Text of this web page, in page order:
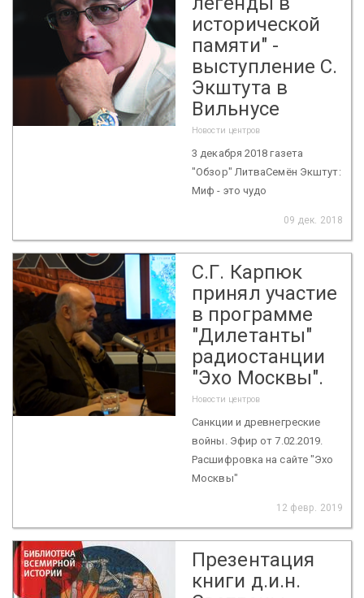
исторической
памяти" -
выступление С.
Экштута в
Вильнусе
Новости центров
3 декабря 2018 газета
"Обзор" ЛитваСемён Экштут:
Миф - это чудо
09 дек. 2018
С.Г. Карпюк
принял участие
в программе
"Дилетанты"
радиостанции
"Эхо Москвы".
Новости центров
Санкции и древнегреские
войны. Эфир от 7.02.2019.
Расшифровка на сайте "Эхо
Москвы"
12 февр. 2019
Презентация
книги д.и.н.